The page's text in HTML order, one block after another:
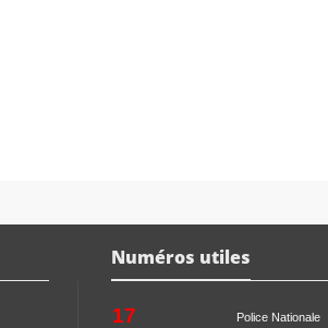
Numéros utiles
17 Police Nationale